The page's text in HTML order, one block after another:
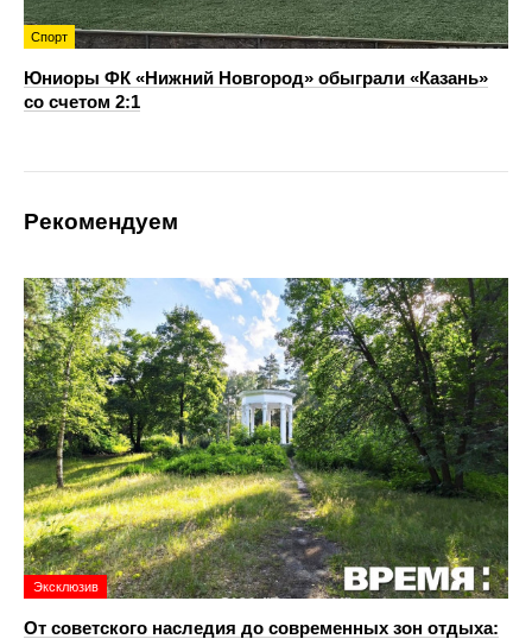
Спорт
Юниоры ФК «Нижний Новгород» обыграли «Казань»
со счетом 2:1
Рекомендуем
Эксклюзив
От советского наследия до современных зон отдыха: